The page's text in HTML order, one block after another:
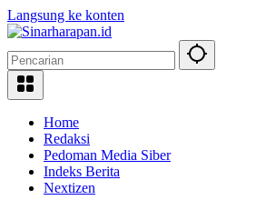
Langsung ke konten
Home
Redaksi
Pedoman Media Siber
Indeks Berita
Nextizen